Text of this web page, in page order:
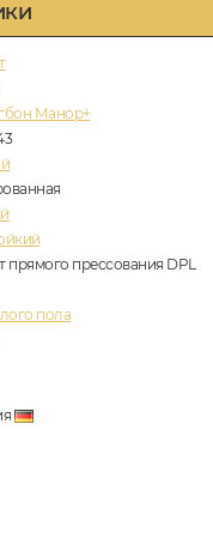
Манор+
прямого прессования DPL
пола